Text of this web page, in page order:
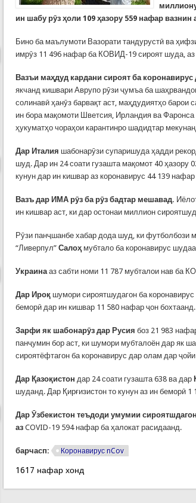
ин шабу рӯз ҳоли 109 ҳазору 559 нафар вазнин
Бино ба маълумоти Вазорати тандурустӣ ва
имрӯз 11 496 нафар ба КОВИД-19 сироят шуда,
Вазъи маҳдуд кардани сироят ба
якчанд кишвари Аврупо рӯзи ҷумъа ба
солинавӣ ҳанӯз барвақт аст, маҳдудиятҳо
ин бора мақомоти Шветсия, Ирландия ва
ҳукуматҳо чораҳои карантинро шадидтар
Дар Италия шабонарӯзи супаришуда ҳадди
шуд. Дар ин 24 соати гузашта мақомот 40 ҳазору
кунун дар ин кишвар аз коронавирус 44 139
Вазъ дар ИМА рӯз ба рӯз бадтар мешавад.
ин кишвар аст, ки дар остонаи миллион
Рӯзи панҷшанбе хабар дода шуд, ки футболбози
“Ливерпул”Салоҳ мубтало ба коронавирус
Украина аз сабти номи 11 787 мубталои нав ба
Дар Ироқ шумори сироятшудагон ба
беморӣ дар ин кишвар 11 580 нафар ҷон бохтаанд.
Зарфи як шабонарӯз дар Русия боз 21 983
панҷумин бор аст, ки шумори мубталоён дар як
сироятёфтагон ба коронавирус дар олам дар
Дар Қазоқистон дар 24 соати гузашта 638 ва дар
шуданд. Дар Қирғизистон то кунун аз ин беморӣ
Дар Ӯзбекистонтеъдоди умумии
аз COVID-19 594 нафар ба ҳалокат расидаанд.
барчасп: Коронавирус nCov
1617 нафар хонд